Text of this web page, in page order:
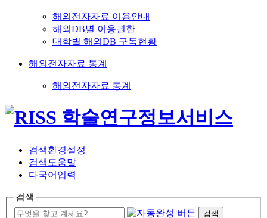
해외전자자료 이용안내
해외DB별 이용권한
대학별 해외DB 구독현황
해외전자자료 통계
해외전자자료 통계
검색환경설정
검색도움말
다국어입력
검색
검색